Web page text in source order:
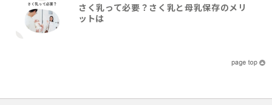
さく乳って必要？さく乳と母乳保存のメリ
ットは